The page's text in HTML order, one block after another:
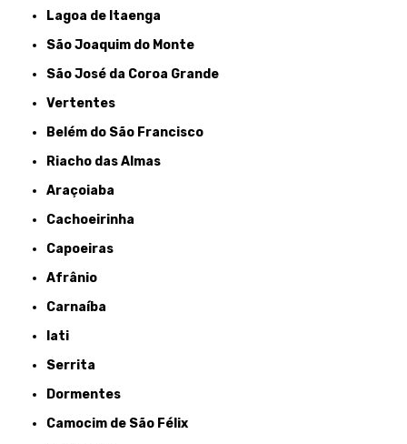
Lagoa de Itaenga
São Joaquim do Monte
São José da Coroa Grande
Vertentes
Belém do São Francisco
Riacho das Almas
Araçoiaba
Cachoeirinha
Capoeiras
Afrânio
Carnaíba
Iati
Serrita
Dormentes
Camocim de São Félix